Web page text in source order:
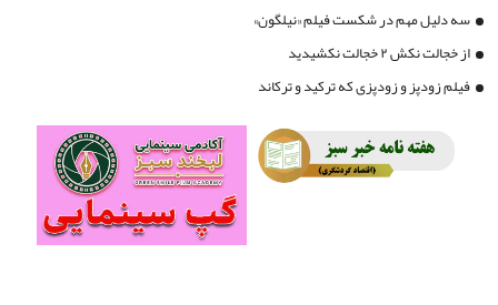
سه دلیل مهم در شکست فیلم «نیلگون»
از خجالت نکش ۲ خجالت نکشیدید
فیلم زودپز و زودپزی که ترکید و ترکاند